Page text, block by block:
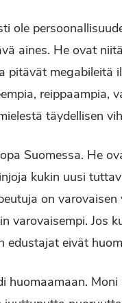
ole
aines. He ovat
pitävät megabileitä
reippaampia,
täydellisen
Suomessa. He
kukin uusi
on
varovaisempi. Jos
edustajat eivät
huomaamaan.